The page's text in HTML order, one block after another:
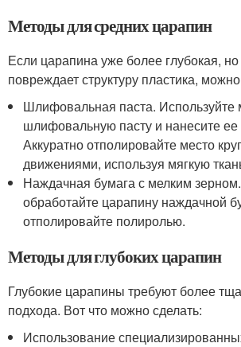
Методы для средних царапин
Если царапина уже более глубокая,
повреждает структуру пластика,
Шлифовальная паста. Используйте
шлифовальную пасту и нанесите ее
Аккуратно отполировайте место
движениями, используя мягкую
Наждачная бумага с мелким
обработайте царапину наждачной
отполировайте полиролью.
Методы для глубоких царапин
Глубокие царапины требуют более
подхода. Вот что можно сделать:
Использование